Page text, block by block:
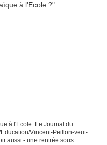
à l'Ecole. Le Journal du
Vincent-Peillon-veut-
aussi - une rentrée sous